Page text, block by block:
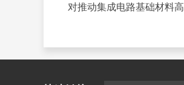
对推动集成电路基础材料